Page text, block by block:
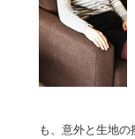
も、意外と生地の